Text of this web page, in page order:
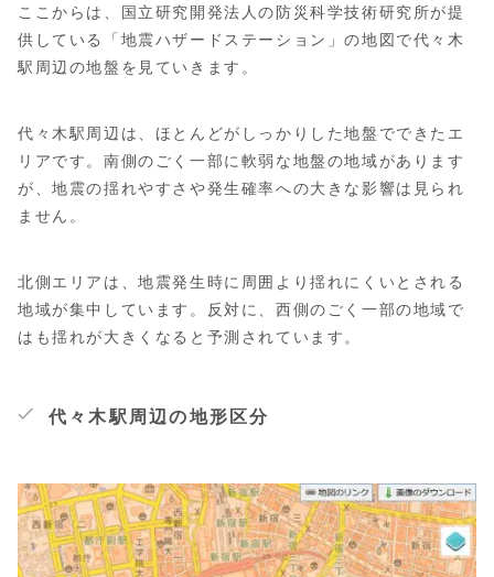
ここからは、国立研究開発法人の防災科学技術研究所が提
供している「地震ハザードステーション」の地図で代々木
駅周辺の地盤を見ていきます。
代々木駅周辺は、ほとんどがしっかりした地盤でできたエ
リアです。南側のごく一部に軟弱な地盤の地域があります
が、地震の揺れやすさや発生確率への大きな影響は見られ
ません。
北側エリアは、地震発生時に周囲より揺れにくいとされる
地域が集中しています。反対に、西側のごく一部の地域で
はも揺れが大きくなると予測されています。
代々木駅周辺の地形区分